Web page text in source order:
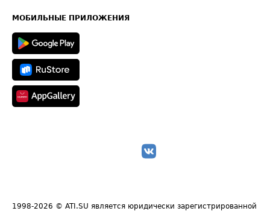
Техническая информация
МОБИЛЬНЫЕ ПРИЛОЖЕНИЯ
1998-2026 © ATI.SU является юридически зарегистрированной